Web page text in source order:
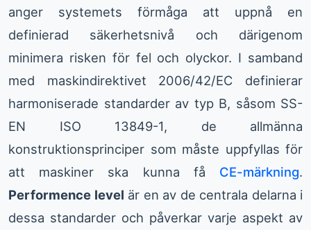
anger systemets förmåga att uppnå en
definierad säkerhetsnivå och därigenom
minimera risken för fel och olyckor. I samband
med maskindirektivet 2006/42/EC definierar
harmoniserade standarder av typ B, såsom SS-
EN ISO 13849-1, de allmänna
konstruktionsprinciper som måste uppfyllas för
att maskiner ska kunna få CE-märkning.
Performence level är en av de centrala delarna i
dessa standarder och påverkar varje aspekt av